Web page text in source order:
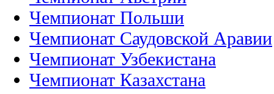
Чемпионат Польши
Чемпионат Саудовской Аравии
Чемпионат Узбекистана
Чемпионат Казахстана